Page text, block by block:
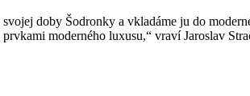
doby Šodronky a vkladáme ju do
moderného luxusu,“ vraví Jaroslav